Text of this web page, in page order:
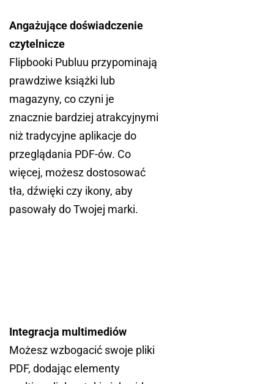
Angażujące doświadczenie
czytelnicze
Flipbooki Publuu przypominają
prawdziwe książki lub
magazyny, co czyni je
znacznie bardziej atrakcyjnymi
niż tradycyjne aplikacje do
przeglądania PDF-ów. Co
więcej, możesz dostosować
tła, dźwięki czy ikony, aby
pasowały do Twojej marki.
Integracja multimediów
Możesz wzbogacić swoje pliki
PDF, dodając elementy